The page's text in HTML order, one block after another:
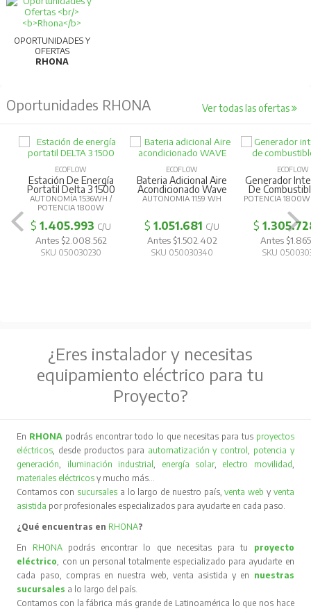
OPORTUNIDADES Y
OFERTAS
RHONA
Oportunidades RHONA Ver todas las ofertas
ECOFLOW
Estación De Energía
Portatil Delta 3 1500
AUTONOMÍA 1536WH /
POTENCIA 1800W
$1.405.993 C/U
Antes $2.008.562
SKU 050030230
ECOFLOW
Bateria Adicional Aire
Acondicionado Wave
AUTONOMIA 1159 WH
$1.051.681 C/U
Antes $1.502.402
SKU 050030340
ECOFLOW
Generador
De
POTENCIA
$
Antes
SKU
¿Eres instalador y necesitas
equipamiento eléctrico para tu
Proyecto?
En RHONA podrás encontrar todo lo que necesitas para tus proyectos
eléctricos, desde productos para automatización y control, potencia y
generación, iluminación industrial, energía solar, electro movilidad,
materiales eléctricos y mucho más…
Contamos con sucursales a lo largo de nuestro país,venta web y venta
asistida por profesionales especializados para ayudarte en cada paso.
¿Qué encuentras en RHONA?
En RHONA podrás encontrar lo que necesitas para tu proyecto
eléctrico, con un personal totalmente especializado para ayudarte en
cada paso, compras en nuestra web, venta asistida y en nuestras
sucursales a lo largo del país.
Contamos con la fábrica más grande de Latinoamérica lo que nos hace